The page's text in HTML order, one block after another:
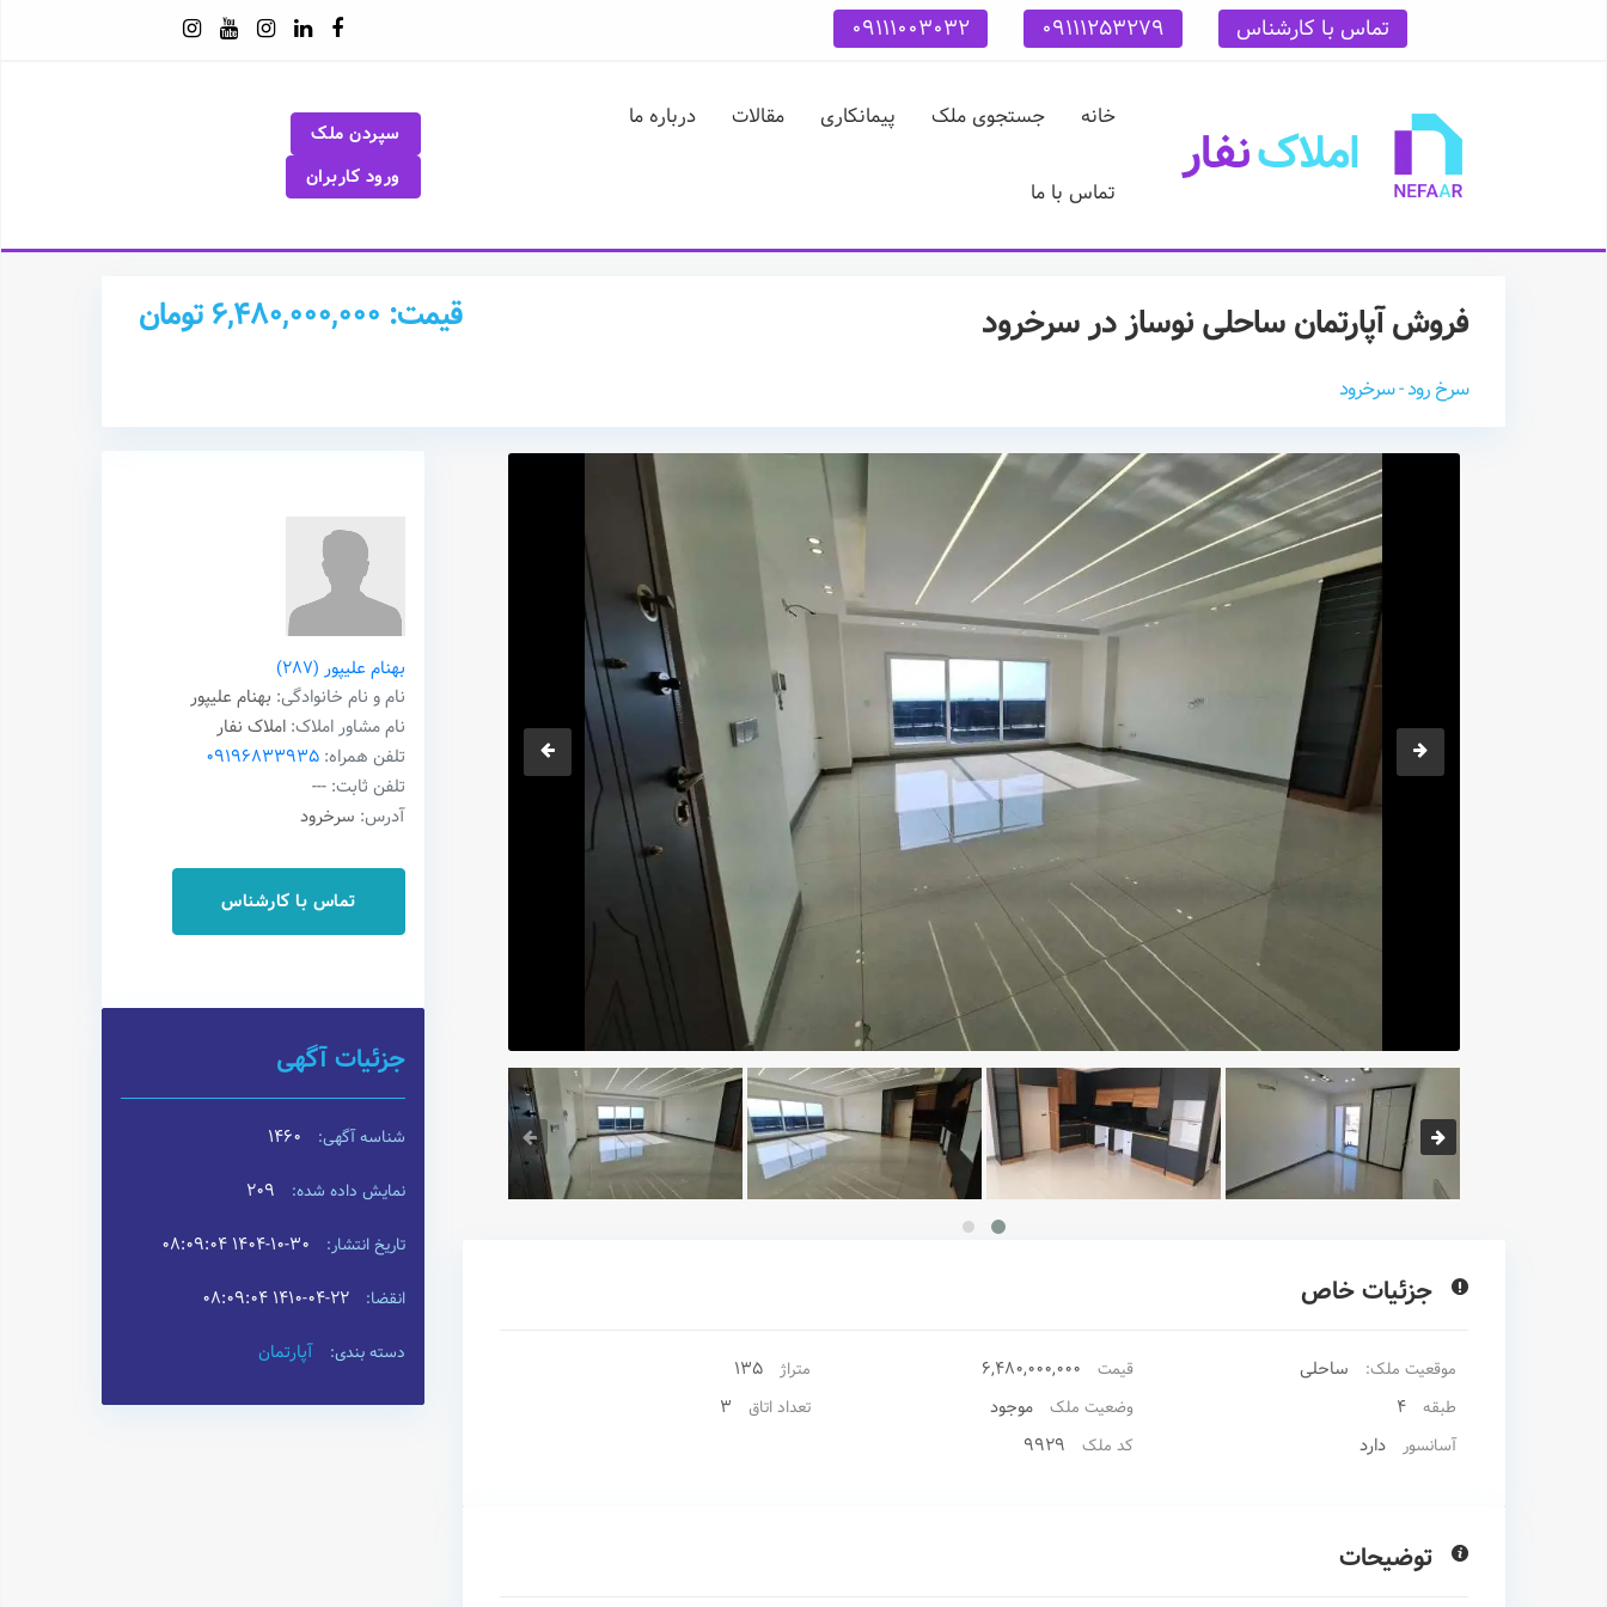
تماس با کارشناس 09111253279
09111003032
خانه جستجوی ملک پیمانکاری مقالات درباره ما
تماس با ما
سپردن ملک
ورود کاربران
فروش آپارتمان ساحلی نوساز در سرخرود
سرخ رود - سرخرود
قیمت: 6,480,000,000 تومان
جزئیات خاص
موقعیت ملک: ساحلی قیمت 6,480,000,000 متراژ 135
طبقه 4 وضعیت ملک موجود تعداد اتاق 3
آسانسور دارد کد ملک 9929
توضیحات
بهنام علیپور (287)
نام و نام خانوادگی: بهنام علیپور
نام مشاور املاک: املاک نفار
تلفن همراه: 09196833935
تلفن ثابت: ---
آدرس: سرخرود
تماس با کارشناس
جزئیات آگهی
شناسه آگهی: 1460
نمایش داده شده: 209
تاریخ انتشار: ۱۴۰۴-۱۰-۳۰ ۰۸:۰۹:۰۴
انقضا: ۱۴۱۰-۰۴-۲۲ ۰۸:۰۹:۰۴
دسته بندی: آپارتمان